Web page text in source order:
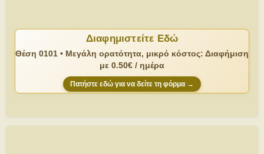
Διαφημιστείτε Εδώ
Θέση 0101 • Μεγάλη ορατότητα, μικρό κόστος: Διαφήμιση
με 0.50€ / ημέρα
Πατήστε εδώ για να δείτε τη φόρμα →